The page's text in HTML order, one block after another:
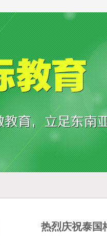
热烈庆祝泰国